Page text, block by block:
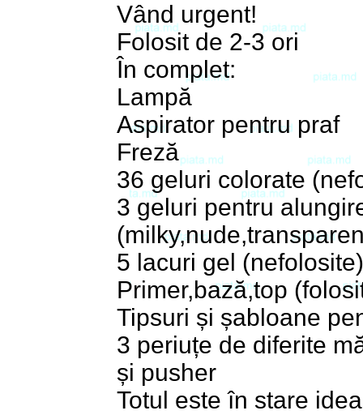
Vând urgent!
Folosit de 2-3 ori
În complet:
Lampă
Aspirator pentru praf
Freză
36 geluri colorate
3 geluri pentru
5 lacuri gel (nefolosite)
Primer,bază,top
Tipsuri și șabloane
3 periuțe de diferite
și pusher
Totul este în stare